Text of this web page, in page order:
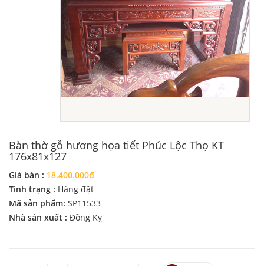
Bàn thờ gỗ hương họa tiết Phúc Lộc Thọ KT
176x81x127
Giá bán : 18.400.000₫
Tình trạng : Hàng đặt
Mã sản phẩm: SP11533
Nhà sản xuất : Đồng Kỵ